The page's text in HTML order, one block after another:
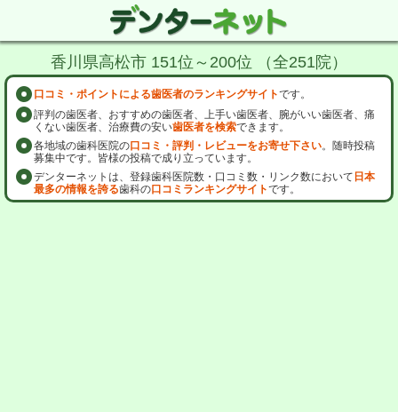
香川県高松市 151位～200位 （全251院）
口コミ・ポイントによる歯医者のランキングサイトです。
評判の歯医者、おすすめの歯医者、上手い歯医者、腕がいい歯医者、痛
くない歯医者、治療費の安い歯医者を検索できます。
各地域の歯科医院の口コミ・評判・レビューをお寄せ下さい。随時投稿
募集中です。皆様の投稿で成り立っています。
デンターネットは、登録歯科医院数・口コミ数・リンク数において 日本
最多の情報を誇る歯科の口コミランキングサイトです。